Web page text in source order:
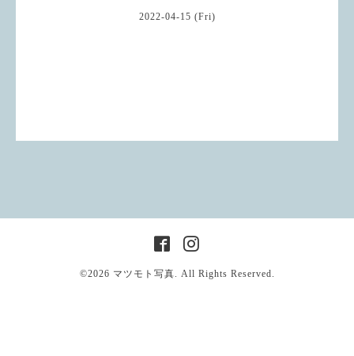
2022-04-15 (Fri)
©2026 マツモト写真. All Rights Reserved.